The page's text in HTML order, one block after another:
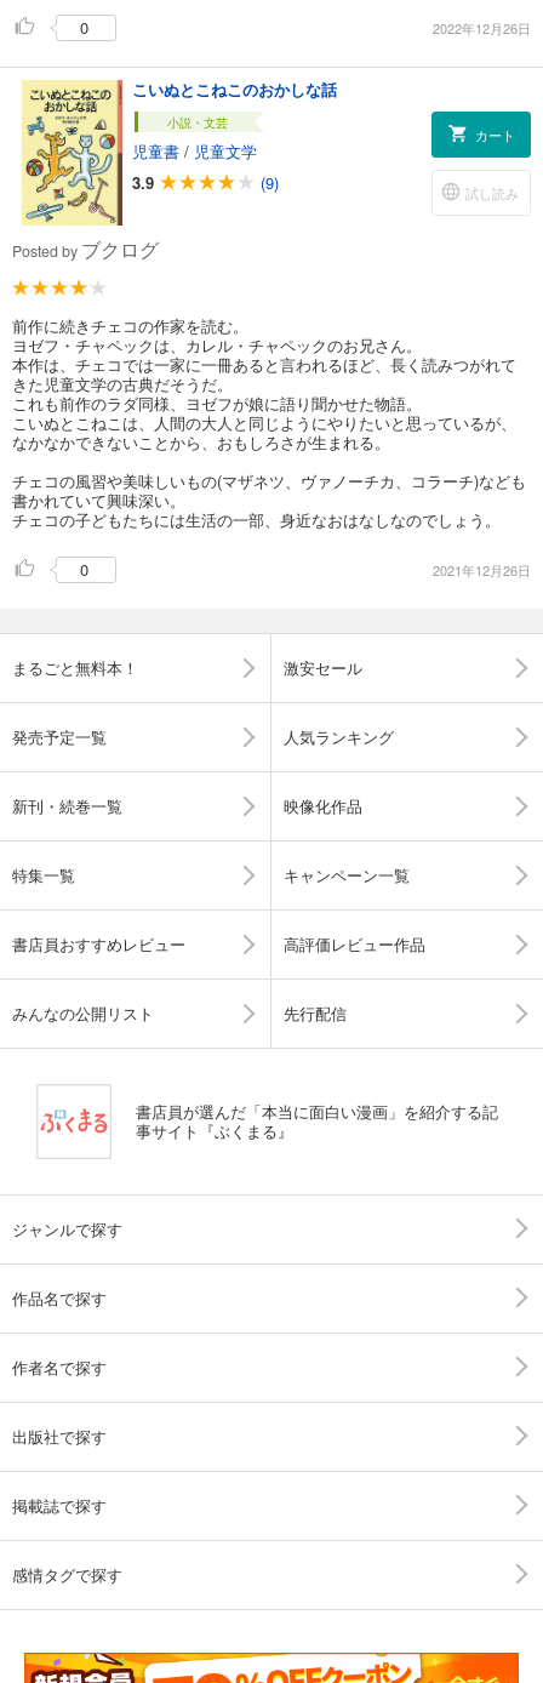
0 2022年12月26日
こいぬとこねこのおかしな話
小説・文芸
児童書 / 児童文学
3.9
(9)
カート
試し読み
Posted by ブクログ
前作に続きチェコの作家を読む。
ヨゼフ・チャペックは、カレル・チャペックのお兄さん。
本作は、チェコでは一家に一冊あると言われるほど、長く読みつがれて
きた児童文学の古典だそうだ。
これも前作のラダ同様、ヨゼフが娘に語り聞かせた物語。
こいぬとこねこは、人間の大人と同じようにやりたいと思っているが、
なかなかできないことから、おもしろさが生まれる。
チェコの風習や美味しいもの(マザネツ、ヴァノーチカ、コラーチ)なども
書かれていて興味深い。
チェコの子どもたちには生活の一部、身近なおはなしなのでしょう。
0 2021年12月26日
まるごと無料本！ 激安セール
発売予定一覧 人気ランキング
新刊・続巻一覧 映像化作品
特集一覧 キャンペーン一覧
書店員おすすめレビュー 高評価レビュー作品
みんなの公開リスト 先行配信
書店員が選んだ「本当に面白い漫画」を紹介する記
事サイト『ぶくまる』
ジャンルで探す
作品名で探す
作者名で探す
出版社で探す
掲載誌で探す
感情タグで探す